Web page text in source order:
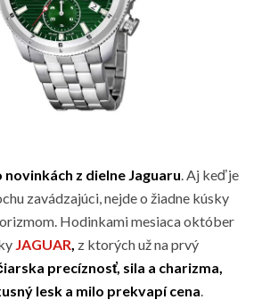
novinkách z dielne Jaguaru . Aj keď je
zavádzajúci, nejde o žiadne kúsky
Hodinkami mesiaca október
JAGUAR z ktorých už na prvý
precíznosť, sila a charizma,
lesk a milo prekvapí cena